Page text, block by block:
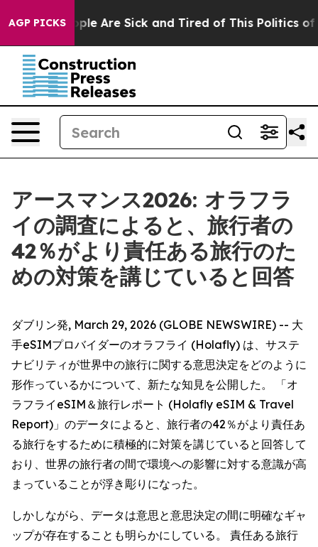
AGP PICKS
“People Are Sick and Tired of This Politics of
アースマンス2026: オラフラ
イの調査によると、旅行者の
42％がより責任ある旅行のた
めの対策を講じていると回答
ダブリン発, March 29, 2026 (GLOBE NEWSWIRE) -- 大
手eSIMプロバイダーのオラフライ (Holafly) は、サステ
ナビリティが世界中の旅行に関する意思決定をどのように
形作っているかについて、新たな知見を公開した。 「オ
ラフライeSIM＆旅行レポート (Holafly eSIM & Travel
Report)」のデータによると、旅行者の42％がより責任あ
る旅行をするために積極的に対策を講じていると回答して
おり、世界の旅行者の間で環境への影響に対する意識が高
まっていることが浮き彫りになった。
しかしながら、データは意思と意思決定の間に明確なギャ
ップが存在することも明らかにしている。 責任ある旅行